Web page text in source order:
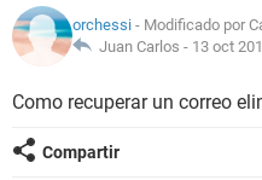
orchessi - Modificado por
Juan Carlos - 13 oct
Como recuperar un correo
Compartir